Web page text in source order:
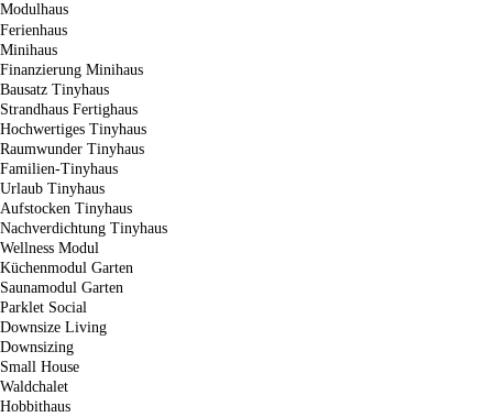
Modulhaus
Ferienhaus
Minihaus
Finanzierung Minihaus
Bausatz Tinyhaus
Strandhaus Fertighaus
Hochwertiges Tinyhaus
Raumwunder Tinyhaus
Familien-Tinyhaus
Urlaub Tinyhaus
Aufstocken Tinyhaus
Nachverdichtung Tinyhaus
Wellness Modul
Küchenmodul Garten
Saunamodul Garten
Parklet Social
Downsize Living
Downsizing
Small House
Waldchalet
Hobbithaus